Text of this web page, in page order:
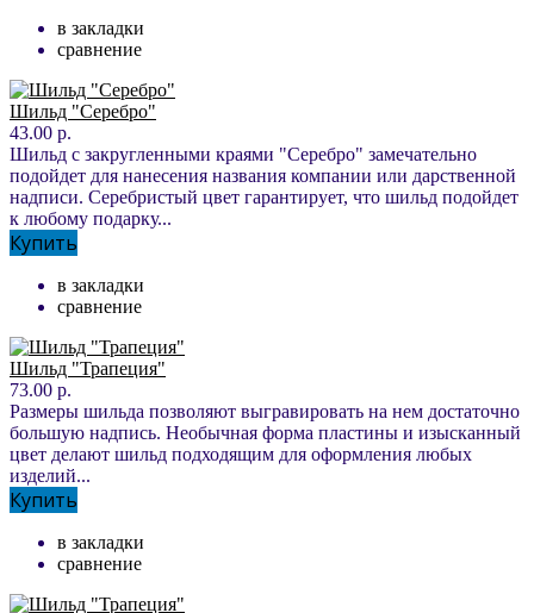
в закладки
сравнение
Шильд "Серебро"
43.00 р.
Шильд с закругленными краями "Серебро" замечательно
подойдет для нанесения названия компании или дарственной
надписи. Серебристый цвет гарантирует, что шильд подойдет
к любому подарку...
Купить
в закладки
сравнение
Шильд "Трапеция"
73.00 р.
Размеры шильда позволяют выгравировать на нем достаточно
большую надпись. Необычная форма пластины и изысканный
цвет делают шильд подходящим для оформления любых
изделий...
Купить
в закладки
сравнение